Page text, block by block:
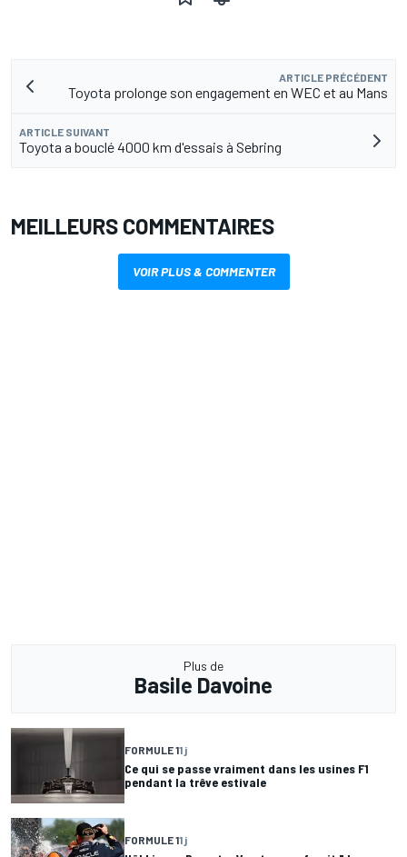
ARTICLE PRÉCÉDENT
Toyota prolonge son engagement en WEC et au Mans
ARTICLE SUIVANT
Toyota a bouclé 4000 km d'essais à Sebring
MEILLEURS COMMENTAIRES
VOIR PLUS & COMMENTER
Plus de
Basile Davoine
FORMULE 11 j
Ce qui se passe vraiment dans les usines F1
pendant la trêve estivale
FORMULE 11 j